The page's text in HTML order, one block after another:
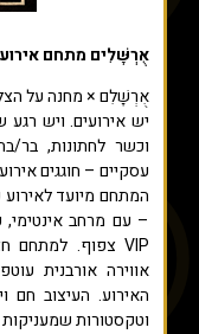
אֻרְשָּׁלִים מתחם
אֻרְשָׁלִם × מחנה על
יש אירועים. ויש
וכשר לחתונות, בר/
עסקיים – חוגגים
– עם מרחב אינטימי,
אווירה אורבנית
האירוע. העיצוב חם
וטקסטורות